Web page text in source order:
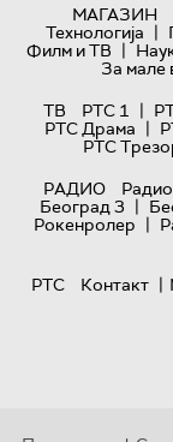
МАГАЗИН
Технологијa |
Филм и ТВ |
За мале
ТВ
РТС 1 |
РТС Драма |
РТС
РАДИО
Београд 3 |
Рокенролер |
РТС
Контакт |